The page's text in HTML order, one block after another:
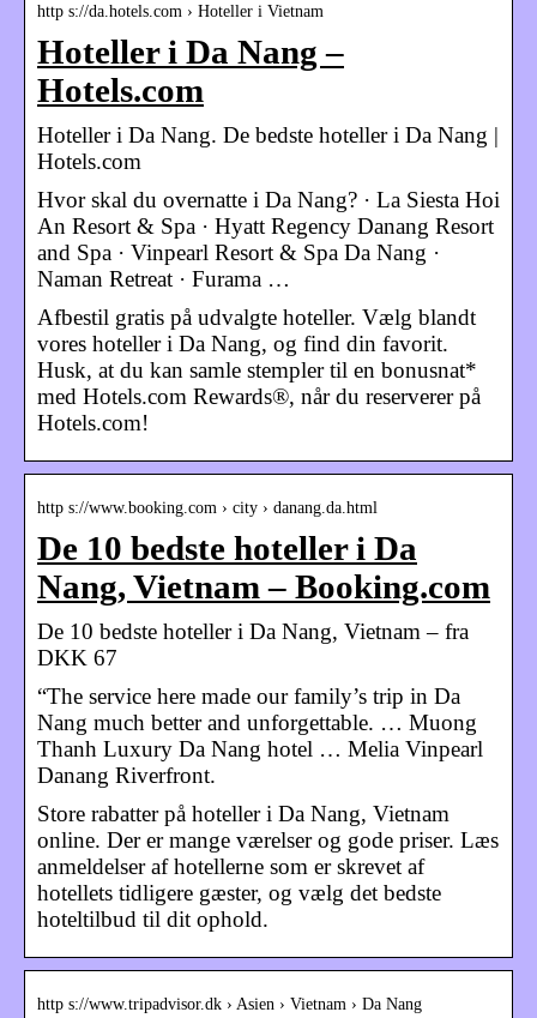
http s://da.hotels.com › Hoteller i Vietnam
Hoteller i Da Nang –
Hotels.com
Hoteller i Da Nang. De bedste hoteller i Da Nang |
Hotels.com
Hvor skal du overnatte i Da Nang? · La Siesta Hoi
An Resort & Spa · Hyatt Regency Danang Resort
and Spa · Vinpearl Resort & Spa Da Nang ·
Naman Retreat · Furama …
Afbestil gratis på udvalgte hoteller. Vælg blandt
vores hoteller i Da Nang, og find din favorit.
Husk, at du kan samle stempler til en bonusnat*
med Hotels.com Rewards®, når du reserverer på
Hotels.com!
http s://www.booking.com › city › danang.da.html
De 10 bedste hoteller i Da
Nang, Vietnam – Booking.com
De 10 bedste hoteller i Da Nang, Vietnam – fra
DKK 67
“The service here made our family’s trip in Da
Nang much better and unforgettable. … Muong
Thanh Luxury Da Nang hotel … Melia Vinpearl
Danang Riverfront.
Store rabatter på hoteller i Da Nang, Vietnam
online. Der er mange værelser og gode priser. Læs
anmeldelser af hotellerne som er skrevet af
hotellets tidligere gæster, og vælg det bedste
hoteltilbud til dit ophold.
http s://www.tripadvisor.dk › Asien › Vietnam › Da Nang